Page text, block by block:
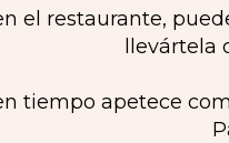
el restaurante,
llevártela
tiempo apetece